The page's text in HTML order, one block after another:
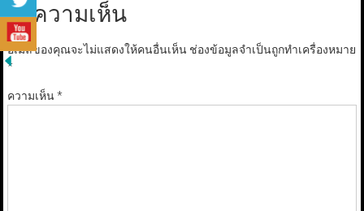
ใส่ความเห็น
อีเมลของคุณจะไม่แสดงให้คนอื่นเห็น ช่องข้อมูลจำเป็นถูกทำเครื่องหมาย
*
ความเห็น*